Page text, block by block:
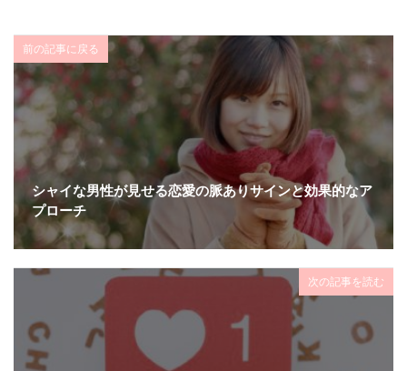
前の記事に戻る
シャイな男性が見せる恋愛の脈ありサインと効果的なア
プローチ
次の記事を読む